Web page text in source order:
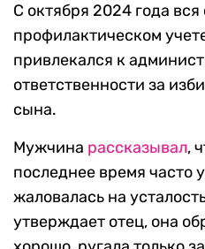
С октября 2024 года вся
профилактическом
привлекался к
ответственности за
сына.
Мужчина рассказывал,
последнее время часто
жаловалась на
утверждает отец, она